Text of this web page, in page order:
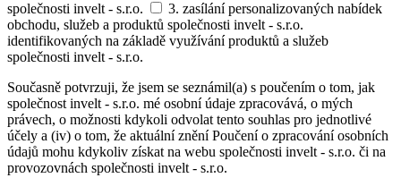
společnosti invelt - s.r.o.
3. zasílání personalizovaných nabídek
obchodu, služeb a produktů společnosti invelt - s.r.o.
identifikovaných na základě využívání produktů a služeb
společnosti invelt - s.r.o.
Současně potvrzuji, že jsem se seznámil(a) s poučením o tom, jak
společnost invelt - s.r.o. mé osobní údaje zpracovává, o mých
právech, o možnosti kdykoli odvolat tento souhlas pro jednotlivé
účely a (iv) o tom, že aktuální znění Poučení o zpracování osobních
údajů mohu kdykoliv získat na webu společnosti invelt - s.r.o. či na
provozovnách společnosti invelt - s.r.o.